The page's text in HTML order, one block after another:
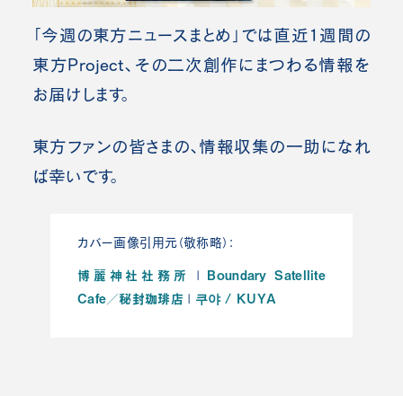
「今週の東方ニュースまとめ」では直近1週間の
東方Project、その二次創作にまつわる情報を
お届けします。
東方ファンの皆さまの、情報収集の一助になれ
ば幸いです。
カバー画像引用元（敬称略）：
博麗神社社務所 | Boundary Satellite
Cafe／秘封珈琲店 | 쿠야 / KUYA